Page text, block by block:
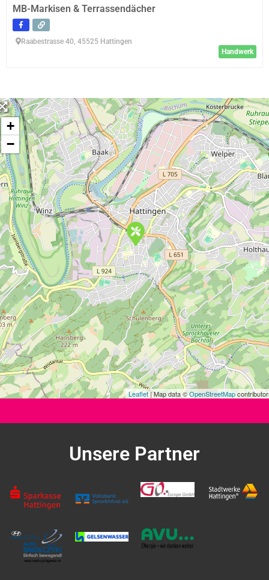
MB-Markisen & Terrassendächer
Raabestrasse 40, 45525 Hattingen
Handwerk
+
−
Leaflet| Map data ©OpenStreetMap
Unsere Partner